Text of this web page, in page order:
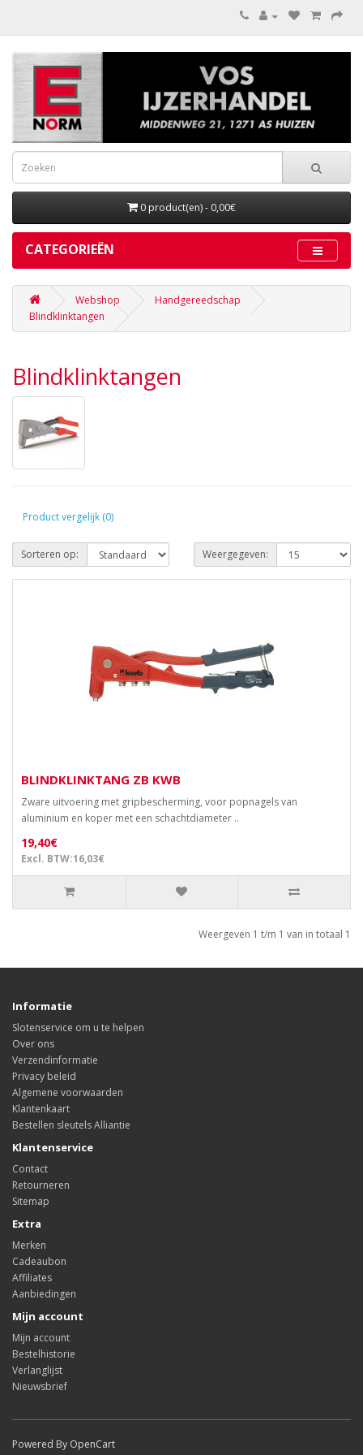
0 product(en) - 0,00€
CATEGORIEËN
Webshop
Handgereedschap
Blindklinktangen
Blindklinktangen
Product vergelijk (0)
Sorteren op: Weergegeven:
BLINDKLINKTANG ZB KWB
Zware uitvoering met gripbescherming, voor popnagels van
aluminium en koper met een schachtdiameter ..
19,40€
Excl. BTW:16,03€
Weergeven 1 t/m 1 van in totaal 1
Informatie
Slotenservice om u te helpen
Over ons
Verzendinformatie
Privacy beleid
Algemene voorwaarden
Klantenkaart
Bestellen sleutels Alliantie
Klantenservice
Contact
Retourneren
Sitemap
Extra
Merken
Cadeaubon
Affiliates
Aanbiedingen
Mijn account
Mijn account
Bestelhistorie
Verlanglijst
Nieuwsbrief
Powered By OpenCart